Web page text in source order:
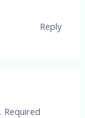
Reply
Required